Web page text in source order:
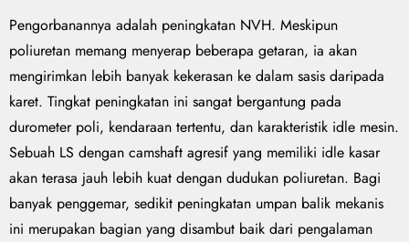
Pengorbanannya adalah peningkatan NVH. Meskipun
poliuretan memang menyerap beberapa getaran, ia akan
mengirimkan lebih banyak kekerasan ke dalam sasis daripada
karet. Tingkat peningkatan ini sangat bergantung pada
durometer poli, kendaraan tertentu, dan karakteristik idle mesin.
Sebuah LS dengan camshaft agresif yang memiliki idle kasar
akan terasa jauh lebih kuat dengan dudukan poliuretan. Bagi
banyak penggemar, sedikit peningkatan umpan balik mekanis
ini merupakan bagian yang disambut baik dari pengalaman